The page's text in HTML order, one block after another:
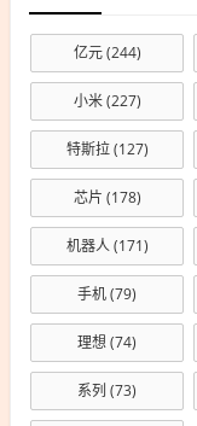
亿元(244)
小米(227)
特斯拉(127)
芯片 (178)
机器人(171)
手机(79)
理想(74)
系列 (73)